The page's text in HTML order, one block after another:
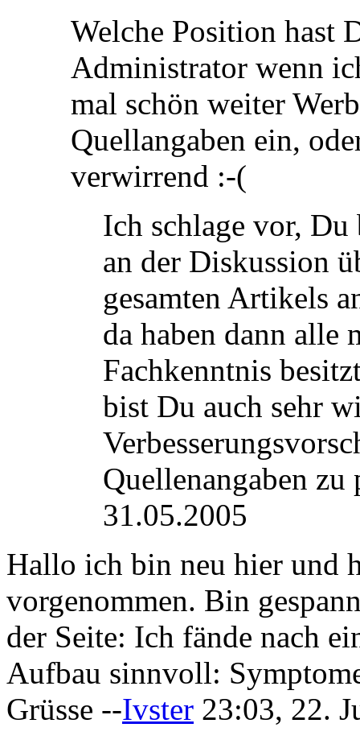
Welche Position hast
Administrator wenn
mal schön weiter
Quellangaben ein,
verwirrend :-(
Ich schlage vor,
an der Diskussion
gesamten Artikels
da haben dann alle
Fachkenntnis
bist Du auch sehr
Quellenangaben zu
31.05.2005
Hallo ich bin neu hier und
vorgenommen. Bin
der Seite: Ich fände nach
Aufbau sinnvoll:
Grüsse --Ivster 23:03, 22.